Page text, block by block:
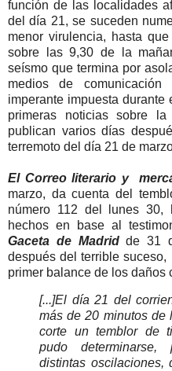
función de las localidades
del día 21, se suceden
menor virulencia, hasta
sobre las 9,30 de la
seísmo que termina por
medios de
imperante impuesta
primeras noticias sobre
publican varios días
terremoto del día 21 de
El Correo literario y
marzo, da cuenta del
número 112 del lunes
hechos en base al
Gaceta de Madridde 31
después del terrible
primer balance de los daños
[...]El día 21 del
más de 20 minutos de
corte un temblor de
pudo determinarse,
distintas oscilaciones,